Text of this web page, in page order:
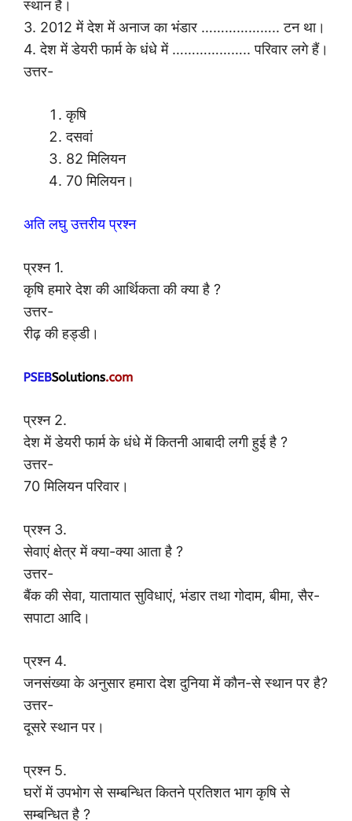
स्थान है।
3. 2012 में देश में अनाज का भंडार ……………….. टन था।
4. देश में डेयरी फार्म के धंधे में ……………….. परिवार लगे हैं।
उत्तर-
कृषि
दसवां
82 मिलियन
70 मिलियन।
अति लघु उत्तरीय प्रश्न
प्रश्न 1.
कृषि हमारे देश की आर्थिकता की क्या है ?
उत्तर-
रीढ़ की हड्डी।
प्रश्न 2.
देश में डेयरी फार्म के धंधे में कितनी आबादी लगी हुई है ?
उत्तर-
70 मिलियन परिवार।
प्रश्न 3.
सेवाएं क्षेत्र में क्या-क्या आता है ?
उत्तर-
बैंक की सेवा, यातायात सुविधाएं, भंडार तथा गोदाम, बीमा, सैर-
सपाटा आदि।
प्रश्न 4.
जनसंख्या के अनुसार हमारा देश दुनिया में कौन-से स्थान पर है?
उत्तर-
दूसरे स्थान पर।
प्रश्न 5.
घरों में उपभोग से सम्बन्धित कितने प्रतिशत भाग कृषि से
सम्बन्धित है ?